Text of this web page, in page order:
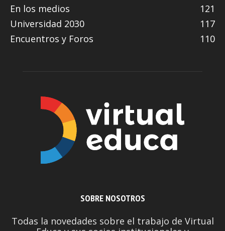
En los medios
121
Universidad 2030
117
Encuentros y Foros
110
SOBRE NOSOTROS
Todas la novedades sobre el trabajo de Virtual